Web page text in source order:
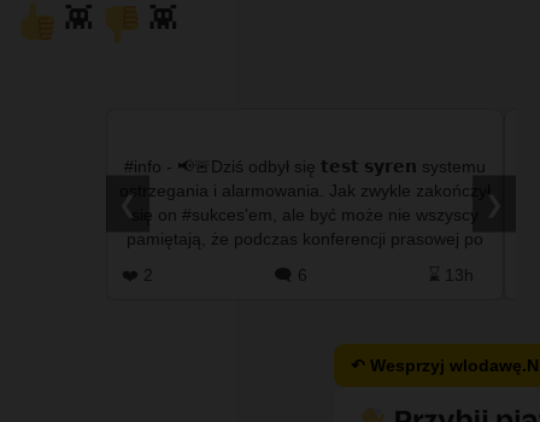
👾 👾
#info - Sceny niczym z filmu akcji rozegrały się w
piątkowe popołudnie (31 lipca) na drogach
powiatów chełmskiego i włodawskiego. Policjanci
z #Chełm'a prowadzili pościg za kierowcą
❤️ 67 🗨️ 12 ⌛ 1d
❮
↶ Wesprzyj